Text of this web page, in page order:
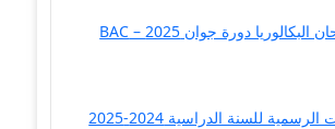
موعد إجراء إمتحان البكالوريا دورة جوان 2025 – BAC
للسنة الدراسية 2024-2025